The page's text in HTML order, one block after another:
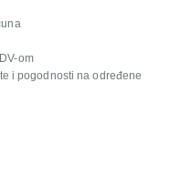
om
i pogodnosti na određene